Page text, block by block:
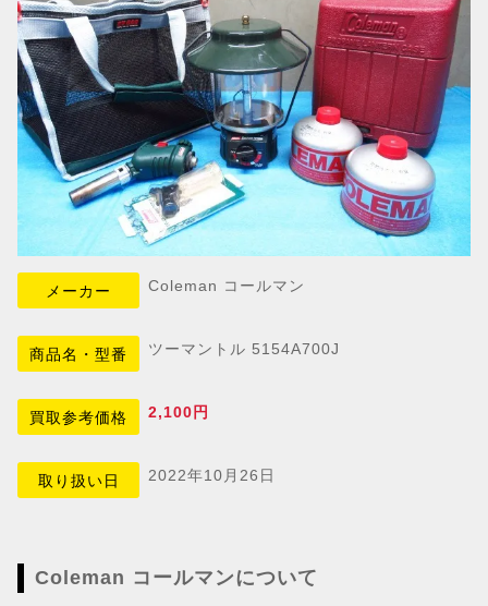
メーカー Coleman コールマン
商品名・型番 ツーマントル 5154A700J
買取参考価格 2,100円
取り扱い日 2022年10月26日
Coleman コールマンについて